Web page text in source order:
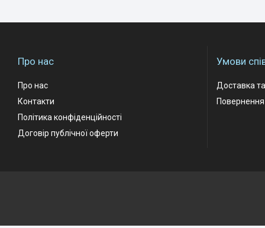
Про нас
Про нас
Контакти
Політика конфіденційності
Договір публічної оферти
Умови
Доставка
Повернення